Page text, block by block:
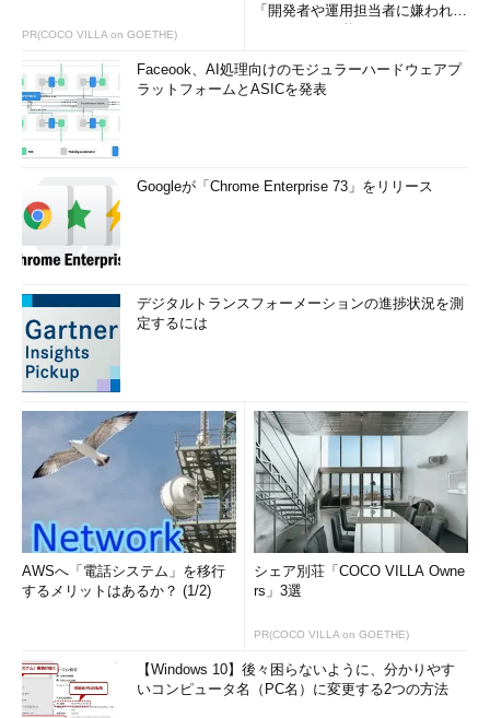
PR(COCO VILLA on GOETHE)
「開発者や運用担当者に嫌われな
Faceook、AI処理向けのモジュラーハードウェアプ
ラットフォームとASICを発表
Googleが「Chrome Enterprise 73」をリリース
デジタルトランスフォーメーションの進捗状況を測
定するには
AWSへ「電話システム」を移行
するメリットはあるか？ (1/2)
シェア別荘「COCO VILLA Owne
rs」3選
PR(COCO VILLA on GOETHE)
【Windows 10】後々困らないように、分かりやす
いコンピュータ名（PC名）に変更する2つの方法